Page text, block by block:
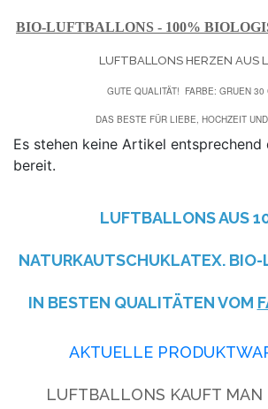
BIO-LUFTBALLONS - 100%
LUFTBALLONS HERZEN AUS
GUTE QUALITÄT! FARBE: GRUEN 30
DAS BESTE FÜR LIEBE, HOCHZEIT
Es stehen keine Artikel entsprechend
bereit.
LUFTBALLONS AUS
NATURKAUTSCHUKLATEX.
IN BESTEN QUALITÄTEN VOM
AKTUELLE
LUFTBALLONS KAUFT MAN